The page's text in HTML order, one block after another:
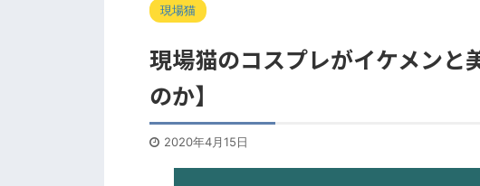
現場猫
現場猫のコスプレがイケメンと
のか】
2020年4月15日